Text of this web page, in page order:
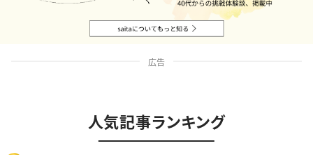
広告
人気記事ランキング